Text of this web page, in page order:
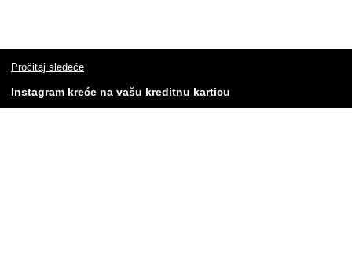
Pročitaj sledeće
Instagram kreće na vašu kreditnu karticu